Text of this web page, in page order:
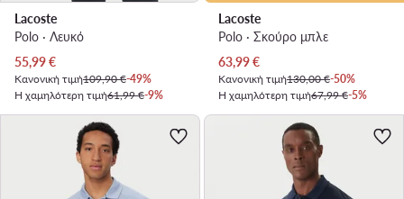
Lacoste
Polo · Λευκό
Τρέχουσα τιμή
55,99€
Κανονική τιμή109,90 €-49%
Η χαμηλότερη τιμή61,99 €-9%
Lacoste
Polo · Σκούρο μπλε
Τρέχουσα τιμή
63,99€
Κανονική τιμή130,00 €-50%
Η χαμηλότερη τιμή67,99 €-5%